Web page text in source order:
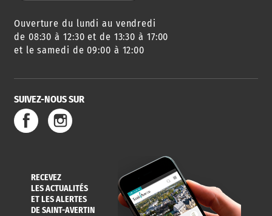
AGENDA
DES SORTIES
URBANISME
SERVICE
DE L'EAU
Ouverture du lundi au vendredi
de 08:30 à 12:30 et de 13:30 à 17:00
et le samedi de 09:00 à 12:00
SUIVEZ-NOUS SUR
RECEVEZ
LES ACTUALITÉS
ET LES ALERTES
DE SAINT-AVERTIN